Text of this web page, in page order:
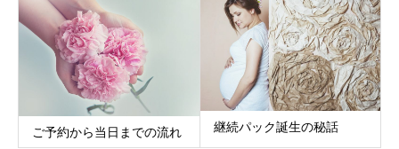
ご予約から当日までの流れ 継続パック誕生の秘話